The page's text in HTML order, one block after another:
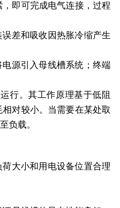
即可完成电气连接，过程
差和吸收因热胀冷缩产生
源引入母线槽系统；终端
行。其工作原理基于低阻
对较小。当需要在某处取
负载。
大小和用电设备位置合理